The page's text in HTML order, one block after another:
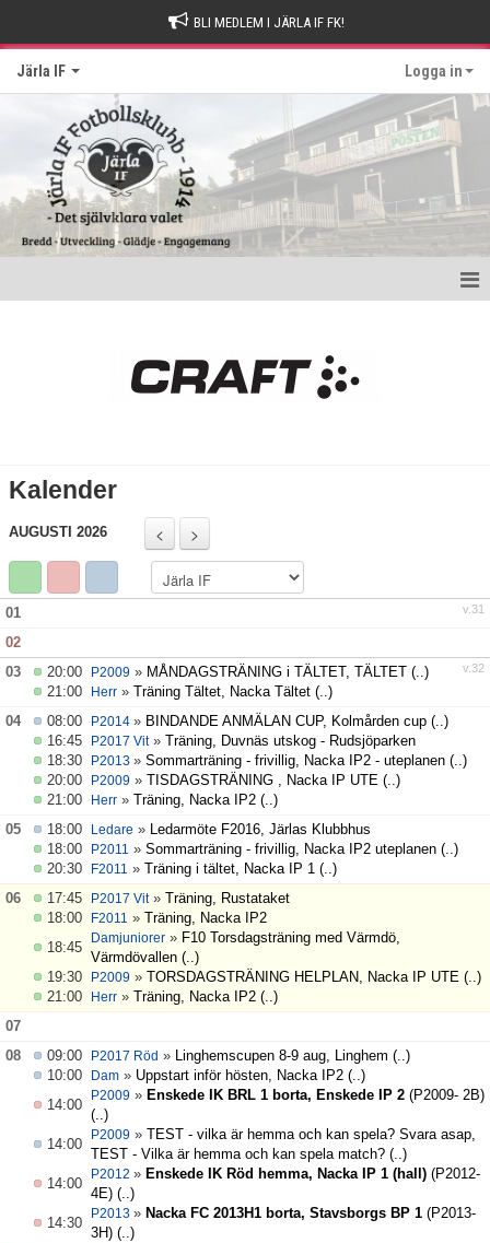
BLI MEDLEM I JÄRLA IF FK!
Järla IF Logga in
Trygg förening
Vårdnadshavare
Sponsorer
Utbildningar
Stipendier
Styrelse och Årsmöte
Kalender
Matcher
Kvalitetsklubb
Kalender
AUGUSTI 2026
v.31
01
02
v.32
03 20:00 P2009 » MÅNDAGSTRÄNING i TÄLTET, TÄLTET (..)
21:00
Herr » Träning Tältet, Nacka Tältet (..)
04
08:00 P2014 » BINDANDE ANMÄLAN CUP, Kolmården cup (..)
16:45
P2017 Vit» Träning, Duvnäs utskog - Rudsjöparken
18:30
P2013 » Sommarträning - frivillig, Nacka IP2 - uteplanen (..)
20:00
P2009 » TISDAGSTRÄNING , Nacka IP UTE (..)
21:00
Herr » Träning, Nacka IP2 (..)
05
18:00 Ledare » Ledarmöte F2016, Järlas Klubbhus
18:00
P2011 » Sommarträning - frivillig, Nacka IP2 uteplanen (..)
20:30
F2011 » Träning i tältet, Nacka IP 1 (..)
06
17:45 P2017 Vit» Träning, Rustataket
18:00
F2011 » Träning, Nacka IP2
18:45
Damjuniorer » F10 Torsdagsträning med Värmdö,
Värmdövallen (..)
19:30
P2009 » TORSDAGSTRÄNING HELPLAN, Nacka IP UTE (..)
21:00
Herr » Träning, Nacka IP2 (..)
07
08
09:00 P2017 Röd » Linghemscupen 8-9 aug, Linghem (..)
10:00
Dam » Uppstart inför hösten, Nacka IP2 (..)
14:00
P2009 » Enskede IK BRL 1 borta, Enskede IP 2 (P2009- 2B)
(..)
14:00
P2009 » TEST - vilka är hemma och kan spela? Svara asap,
TEST - Vilka är hemma och kan spela match? (..)
14:00
P2012 » Enskede IK Röd hemma, Nacka IP 1 (hall) (P2012-
4E) (..)
14:30
P2013 » Nacka FC 2013H1 borta, Stavsborgs BP 1 (P2013-
3H) (..)